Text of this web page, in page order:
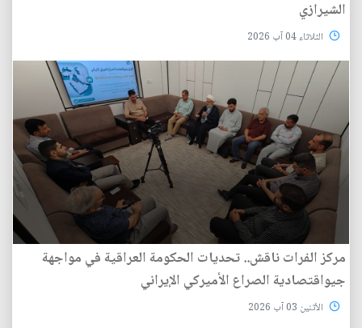
الشيرازي
الثلاثاء 04 آب 2026
مركز الفرات ناقش.. تحديات الحكومة العراقية في مواجهة
جيواقتصادية الصراع الأميركي الإيراني
الأثنين 03 آب 2026